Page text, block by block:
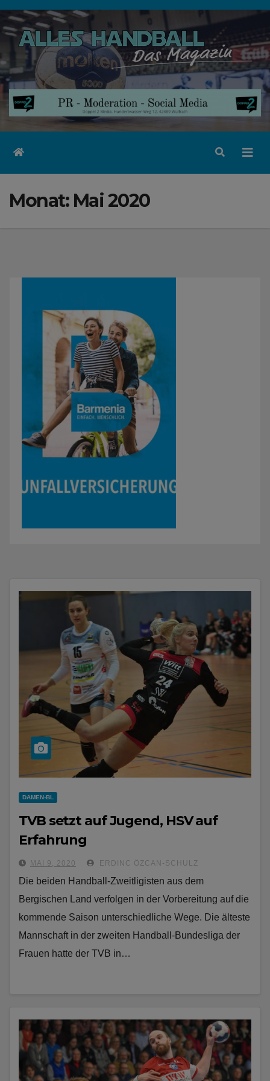
Zum
Inhalt
springen
Monat: Mai 2020
DAMEN-BL
TVB setzt auf Jugend, HSV auf
Erfahrung
MAI 9, 2020 ERDINC ÖZCAN-SCHULZ
Die beiden Handball-Zweitligisten aus dem
Bergischen Land verfolgen in der Vorbereitung auf die
kommende Saison unterschiedliche Wege. Die älteste
Mannschaft in der zweiten Handball-Bundesliga der
Frauen hatte der TVB in…